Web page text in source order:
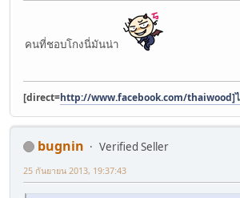
คนที่ชอบโกงนี่มันน่า
[direct=http://www.facebook.com/thaiwood]ไ
bugnin
Verified Seller
25 กันยายน 2013, 19:37:43